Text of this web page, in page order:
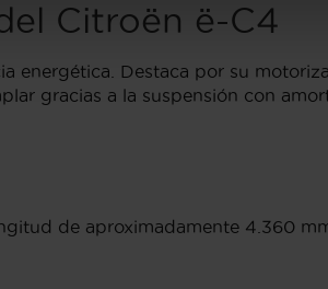
Citroën ë-C4
Destaca por su
gracias a la suspensión con
de aproximadamente 4.360